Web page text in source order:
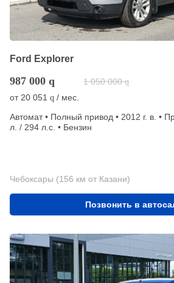
Ford Explorer
987 000 q 1 050 000 q
от 20 051 q / мес.
Автомат • Полный привод • 2012 г. в. •
л. / 294 л.с. • Бензин
Чебоксары (156 км от Казани)
Позвонить в